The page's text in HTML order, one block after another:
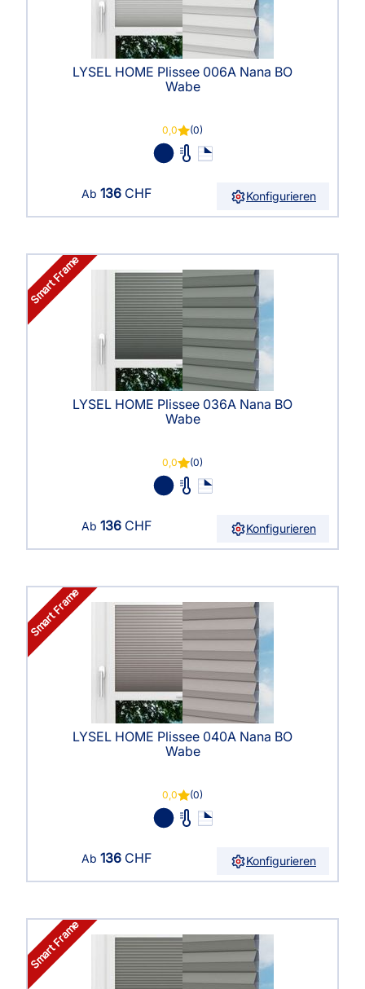
LYSEL HOME Plissee 006A Nana BO
Wabe
0,0 (0)
Ab 136 CHF Konfigurieren
Smart Frame
LYSEL HOME Plissee 036A Nana BO
Wabe
0,0 (0)
Ab 136 CHF Konfigurieren
Smart Frame
LYSEL HOME Plissee 040A Nana BO
Wabe
0,0 (0)
Ab 136 CHF Konfigurieren
Smart Frame